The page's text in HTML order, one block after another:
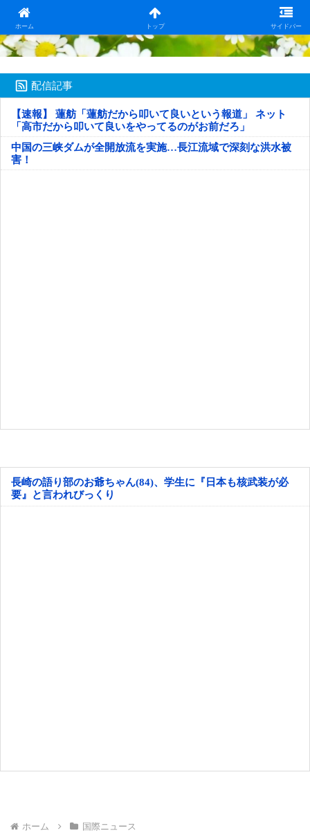
ホーム トップ サイドバー
日本第一！ニュース録
配信記事
【速報】 蓮舫「蓮舫だから叩いて良いという報道」 ネット
「高市だから叩いて良いをやってるのがお前だろ」
中国の三峡ダムが全開放流を実施…長江流域で深刻な洪水被
害！
長崎の語り部のお爺ちゃん(84)、学生に『日本も核武装が必
要』と言われびっくり
ホーム 国際ニュース